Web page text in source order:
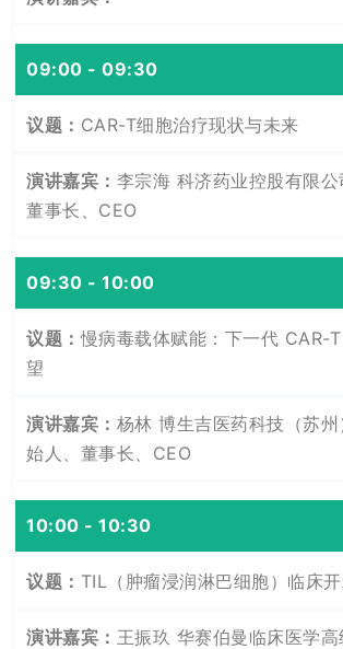
09:00 - 09:30
CAR-T细胞治疗现状与未来
李宗海 科济药业控股有限公
董事长、CEO
09:30 - 10:00
慢病毒载体赋能：下一代 CAR-
望
杨林 博生吉医药科技（苏州
始人、董事长、CEO
10:00 - 10:30
TIL（肿瘤浸润淋巴细胞）临床
王振玖 华赛伯曼临床医学